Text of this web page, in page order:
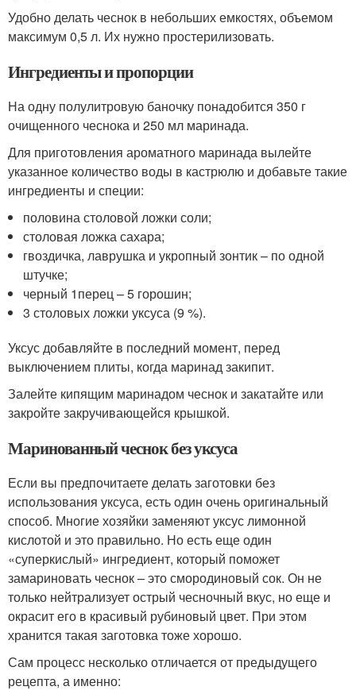
Удобно делать чеснок в небольших емкостях, объемом
максимум 0,5 л. Их нужно простерилизовать.
Ингредиенты и пропорции
На одну полулитровую баночку понадобится 350 г
очищенного чеснока и 250 мл маринада.
Для приготовления ароматного маринада вылейте
указанное количество воды в кастрюлю и добавьте такие
ингредиенты и специи:
половина столовой ложки соли;
столовая ложка сахара;
гвоздичка, лаврушка и укропный зонтик – по одной
штучке;
черный 1перец – 5 горошин;
3 столовых ложки уксуса (9 %).
Уксус добавляйте в последний момент, перед
выключением плиты, когда маринад закипит.
Залейте кипящим маринадом чеснок и закатайте или
закройте закручивающейся крышкой.
Маринованный чеснок без уксуса
Если вы предпочитаете делать заготовки без
использования уксуса, есть один очень оригинальный
способ. Многие хозяйки заменяют уксус лимонной
кислотой и это правильно. Но есть еще один
«суперкислый» ингредиент, который поможет
замариновать чеснок – это смородиновый сок. Он не
только нейтрализует острый чесночный вкус, но еще и
окрасит его в красивый рубиновый цвет. При этом
хранится такая заготовка тоже хорошо.
Сам процесс несколько отличается от предыдущего
рецепта, а именно: